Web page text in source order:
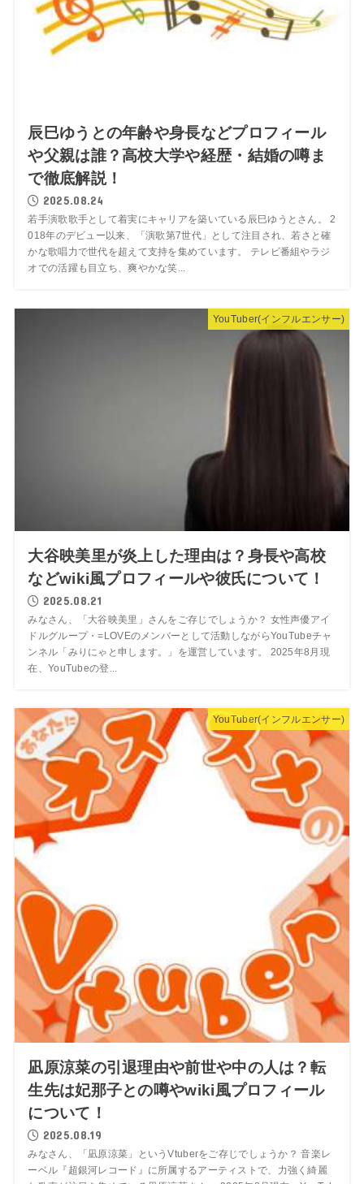
辰巳ゆうとの年齢や身長などプロフィール
や父親は誰？高校大学や経歴・結婚の噂ま
で徹底解説！
2025.08.24
若手演歌歌手として着実にキャリアを築いている辰巳ゆうとさん。 2
018年のデビュー以来、「演歌第7世代」として注目され、若さと確
かな歌唱力で世代を超えて支持を集めています。 テレビ番組やラジ
オでの活躍も目立ち、爽やかな笑...
YouTuber(インフルエンサー)
大谷映美里が炎上した理由は？身長や高校
などwiki風プロフィールや彼氏について！
2025.08.21
みなさん、「大谷映美里」さんをご存じでしょうか？ 女性声優アイ
ドルグループ・=LOVEのメンバーとして活動しながらYouTubeチャ
ンネル「みりにゃと申します。」を運営しています。 2025年8月現
在、YouTubeの登...
YouTuber(インフルエンサー)
凪原涼菜の引退理由や前世や中の人は？転
生先は妃那子との噂やwiki風プロフィール
について！
2025.08.19
みなさん、「凪原涼菜」というVtuberをご存じでしょうか？ 音楽レ
ーベル『超銀河レコード』に所属するアーティストで、力強く綺麗